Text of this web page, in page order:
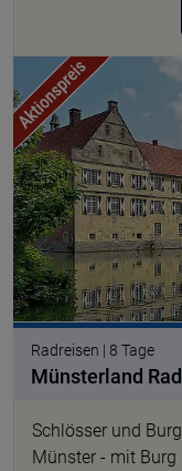
Radreisen | 8 Tage
Münsterland
Schlösser und
Münster - mit